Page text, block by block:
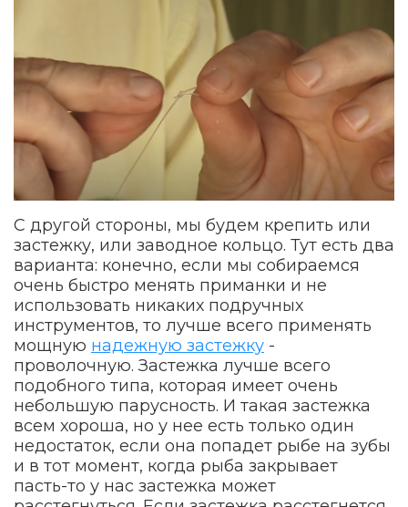
С другой стороны, мы будем крепить или
застежку, или заводное кольцо. Тут есть два
варианта: конечно, если мы собираемся
очень быстро менять приманки и не
использовать никаких подручных
инструментов, то лучше всего применять
мощную надежную застежку -
проволочную. Застежка лучше всего
подобного типа, которая имеет очень
небольшую парусность. И такая застежка
всем хороша, но у нее есть только один
недостаток, если она попадет рыбе на зубы
и в тот момент, когда рыба закрывает
пасть-то у нас застежка может